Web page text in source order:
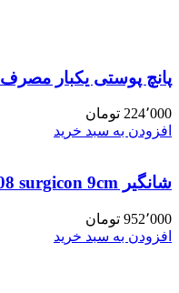
پانچ پوستی یکبار مصرف 5m 5-PUNCH Paramount
224٬000 تومان
افزودن به سبد خرید
شانگیر J-18-008 surgicon 9cm
952٬000 تومان
افزودن به سبد خرید